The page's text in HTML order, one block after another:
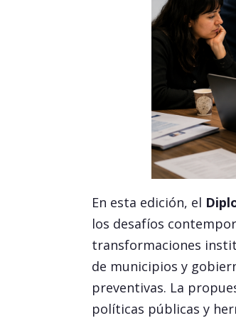
En esta edición, el
los desafíos
transformaciones
de municipios y
preventivas. La
políticas públicas y